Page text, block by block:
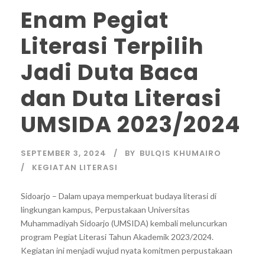
Enam Pegiat
Literasi Terpilih
Jadi Duta Baca
dan Duta Literasi
UMSIDA 2023/2024
SEPTEMBER 3, 2024 BY BULQIS KHUMAIRO
KEGIATAN LITERASI
Sidoarjo – Dalam upaya memperkuat budaya literasi di
lingkungan kampus, Perpustakaan Universitas
Muhammadiyah Sidoarjo (UMSIDA) kembali meluncurkan
program Pegiat Literasi Tahun Akademik 2023/2024.
Kegiatan ini menjadi wujud nyata komitmen perpustakaan